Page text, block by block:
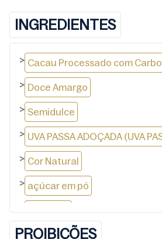
INGREDIENTES
> Cacau Processado com
> Doce Amargo
> Semidulce
> UVA PASSA ADOÇADA (UVA
> Cor Natural
> açúcar em pó
Glaçúcar
> amêndoas torradas
PROIBIÇÕES